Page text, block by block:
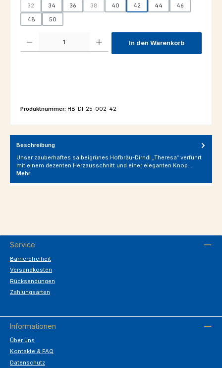
32 34 36 38 40 42 44
46
48
50
In den Warenkorb
Produktnummer: HB-DI-25-002-42
Beschreibung
Unser zauberhaftes salbeigrünes Hofbräu-Dirndl „Theresa“ verführt
mit einem dezenten Herzausschnitt und einer eleganten Knop…
Mehr
Service
Barrierefreiheit
Versandkosten
Rücksendungen
Zahlungsarten
Informationen
Über uns
Kontakte & FAQ
Datenschutz